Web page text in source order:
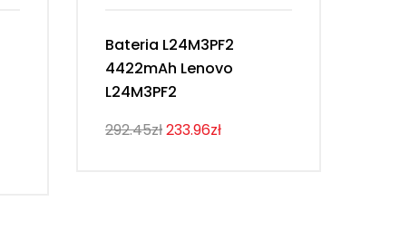
Bateria L24M3PF2
4422mAh Lenovo
L24M3PF2
292.45zł233.96zł